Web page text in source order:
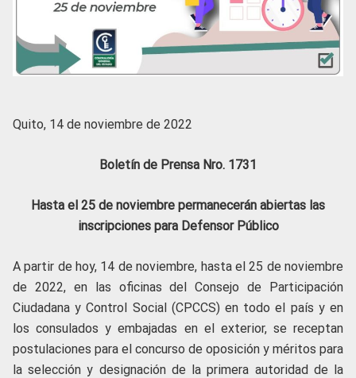
Quito, 14 de noviembre de 2022
Boletín de Prensa Nro. 1731
Hasta el 25 de noviembre permanecerán abiertas las
inscripciones para Defensor Público
A partir de hoy, 14 de noviembre, hasta el 25 de noviembre
de 2022, en las oficinas del Consejo de Participación
Ciudadana y Control Social (CPCCS) en todo el país y en
los consulados y embajadas en el exterior, se receptan
postulaciones para el concurso de oposición y méritos para
la selección y designación de la primera autoridad de la